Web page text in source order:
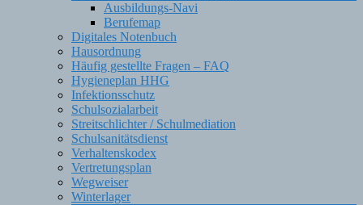
Ausbildungs-Navi
Berufemap
Digitales Notenbuch
Hausordnung
Häufig gestellte Fragen – FAQ
Hygieneplan HHG
Infektionsschutz
Schulsozialarbeit
Streitschlichter / Schulmediation
Schulsanitätsdienst
Verhaltenskodex
Vertretungsplan
Wegweiser
Winterlager